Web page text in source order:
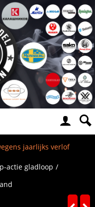
jaarlijks verlof
actie gladloop /